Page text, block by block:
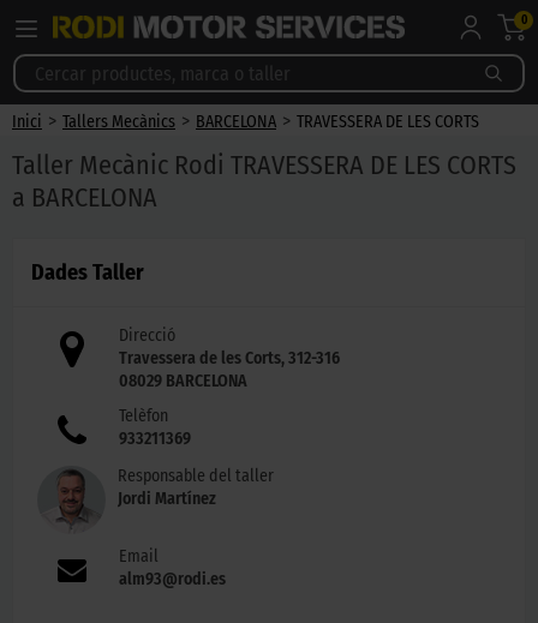
0
Inici > Tallers Mecànics > BARCELONA > TRAVESSERA DE LES CORTS
Taller Mecànic Rodi TRAVESSERA DE LES CORTS
a BARCELONA
Dades Taller
Direcció
Travessera de les Corts, 312-316
08029 BARCELONA
Telèfon
933211369
Responsable del taller
Jordi Martínez
Email
alm93@rodi.es